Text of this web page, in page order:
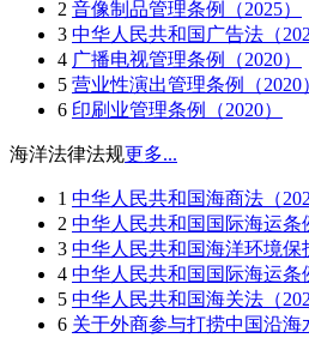
2 音像制品管理条例（2025）
3 中华人民共和国广告法（
4 广播电视管理条例（2020）
5 营业性演出管理条例（2020
6 印刷业管理条例（2020）
海洋法律法规更多...
1 中华人民共和国海商法（
2 中华人民共和国国际海运条
3 中华人民共和国海洋环境保
4 中华人民共和国国际海运条
5 中华人民共和国海关法（
6 关于外商参与打捞中国沿